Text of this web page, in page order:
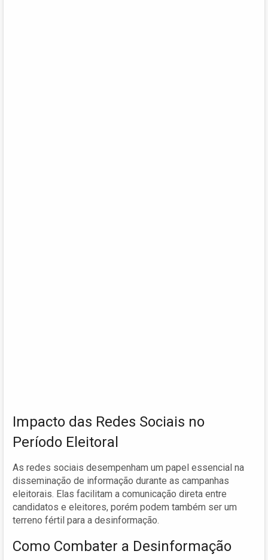
Impacto das Redes Sociais no
Período Eleitoral
As redes sociais desempenham um papel essencial na
disseminação de informação durante as campanhas
eleitorais. Elas facilitam a comunicação direta entre
candidatos e eleitores, porém podem também ser um
terreno fértil para a desinformação.
Como Combater a Desinformação